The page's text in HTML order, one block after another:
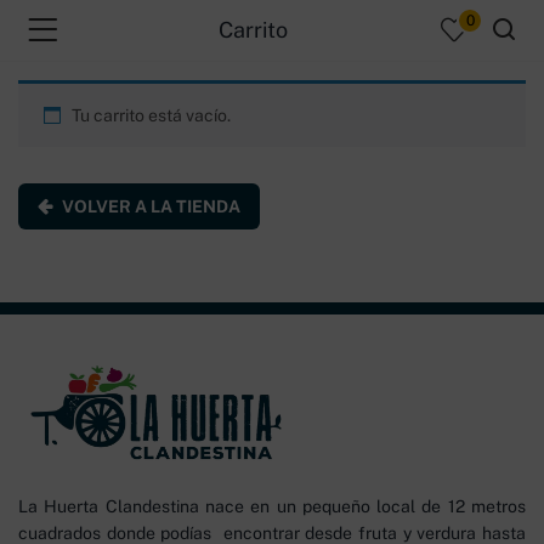
(Productos )
Carrito 0
Tu carrito está vacío.
VOLVER A LA TIENDA
La Huerta Clandestina nace en un pequeño local de 12 metros
cuadrados donde podías encontrar desde fruta y verdura hasta